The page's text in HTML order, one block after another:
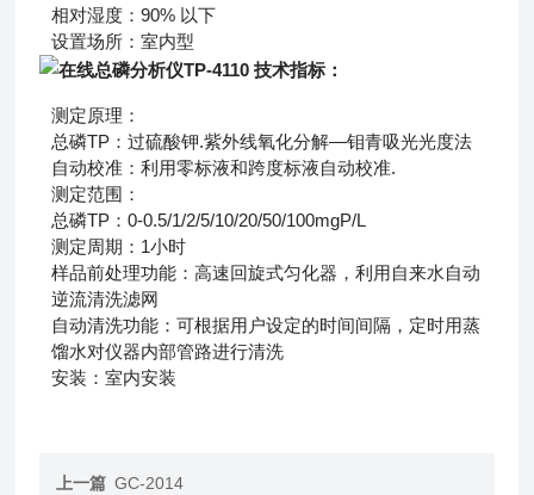
相对湿度：90% 以下
设置场所：室内型
技术指标：
测定原理：
总磷TP：过硫酸钾.紫外线氧化分解—钼青吸光光度法
自动校准：利用零标液和跨度标液自动校准.
测定范围：
总磷TP：0-0.5/1/2/5/10/20/50/100mgP/L
测定周期：1小时
样品前处理功能：高速回旋式匀化器，利用自来水自动
逆流清洗滤网
自动清洗功能：可根据用户设定的时间间隔，定时用蒸
馏水对仪器内部管路进行清洗
安装：室内安装
上一篇 GC-2014